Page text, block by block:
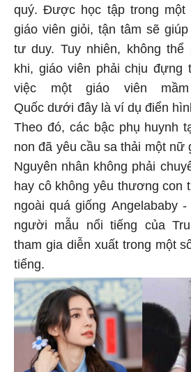
quý. Được học tập trong
giáo viên giỏi, tận tâm sẽ
tư duy. Tuy nhiên, không thể
khi, giáo viên phải chịu đựng
việc một giáo viên
Quốc dưới đây là ví dụ điển
Theo đó, các bậc phụ huynh
non đã yêu cầu sa thải một nữ
Nguyên nhân không phải
hay cô không yêu thương con
ngoài quá giống Angelababy
người mẫu nổi tiếng của
tham gia diễn xuất trong một
tiếng.